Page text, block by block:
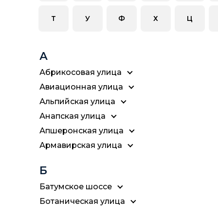
Т У Ф Х Ц
А
Абрикосовая улица
Авиационная улица
Альпийская улица
Анапская улица
Апшеронская улица
Армавирская улица
Б
Батумское шоссе
Ботаническая улица